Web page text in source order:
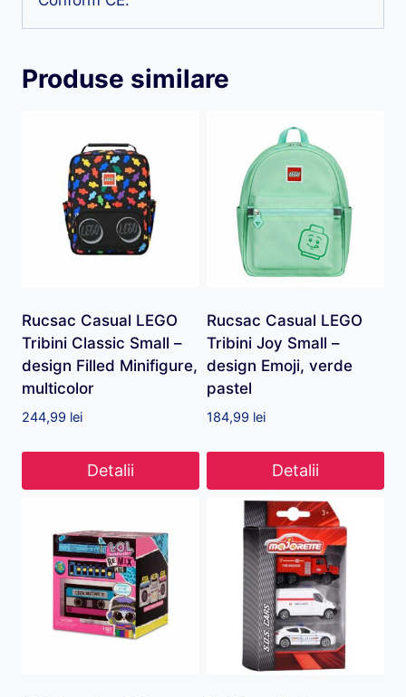
Produse similare
Rucsac Casual LEGO
Tribini Classic Small –
design Filled Minifigure,
multicolor
244,99 lei
Detalii
Rucsac Casual LEGO
Tribini Joy Small –
design Emoji, verde
pastel
184,99 lei
Detalii